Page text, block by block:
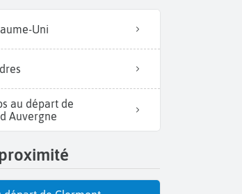
Uni
au départ de
Auvergne